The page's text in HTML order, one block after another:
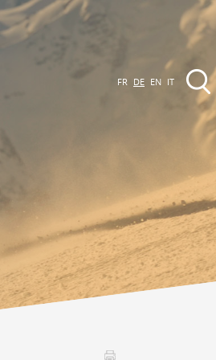
Die Region
Veranstaltungen
Vinum Montis
Assemblées générales & Statuts
FR DE EN IT